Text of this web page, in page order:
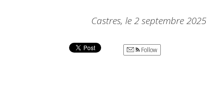
Castres, le 2 septembre 2025
Follow